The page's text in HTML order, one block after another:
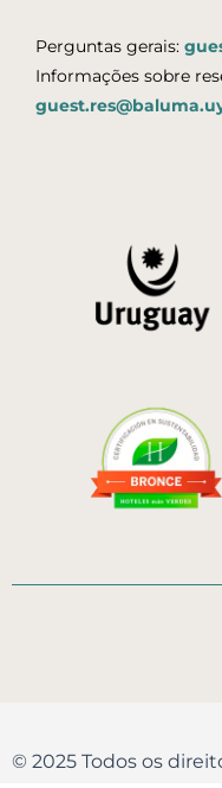
Perguntas gerais:
Informações sobre
© 2025 Todos os